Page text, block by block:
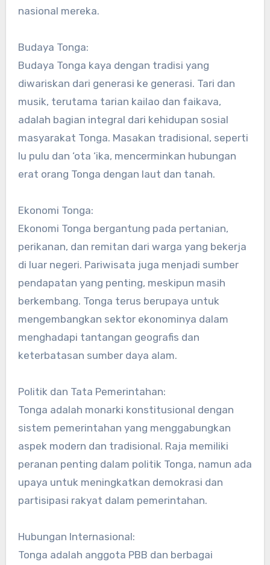
nasional mereka.
Budaya Tonga:
Budaya Tonga kaya dengan tradisi yang
diwariskan dari generasi ke generasi. Tari dan
musik, terutama tarian kailao dan faikava,
adalah bagian integral dari kehidupan sosial
masyarakat Tonga. Masakan tradisional, seperti
lu pulu dan ‘ota ‘ika, mencerminkan hubungan
erat orang Tonga dengan laut dan tanah.
Ekonomi Tonga:
Ekonomi Tonga bergantung pada pertanian,
perikanan, dan remitan dari warga yang bekerja
di luar negeri. Pariwisata juga menjadi sumber
pendapatan yang penting, meskipun masih
berkembang. Tonga terus berupaya untuk
mengembangkan sektor ekonominya dalam
menghadapi tantangan geografis dan
keterbatasan sumber daya alam.
Politik dan Tata Pemerintahan:
Tonga adalah monarki konstitusional dengan
sistem pemerintahan yang menggabungkan
aspek modern dan tradisional. Raja memiliki
peranan penting dalam politik Tonga, namun ada
upaya untuk meningkatkan demokrasi dan
partisipasi rakyat dalam pemerintahan.
Hubungan Internasional:
Tonga adalah anggota PBB dan berbagai